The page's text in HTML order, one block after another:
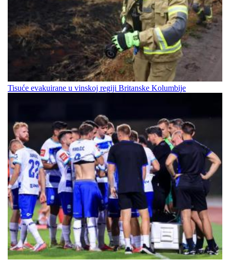
Tisuće evakuirane u vinskoj regiji Britanske Kolumbije